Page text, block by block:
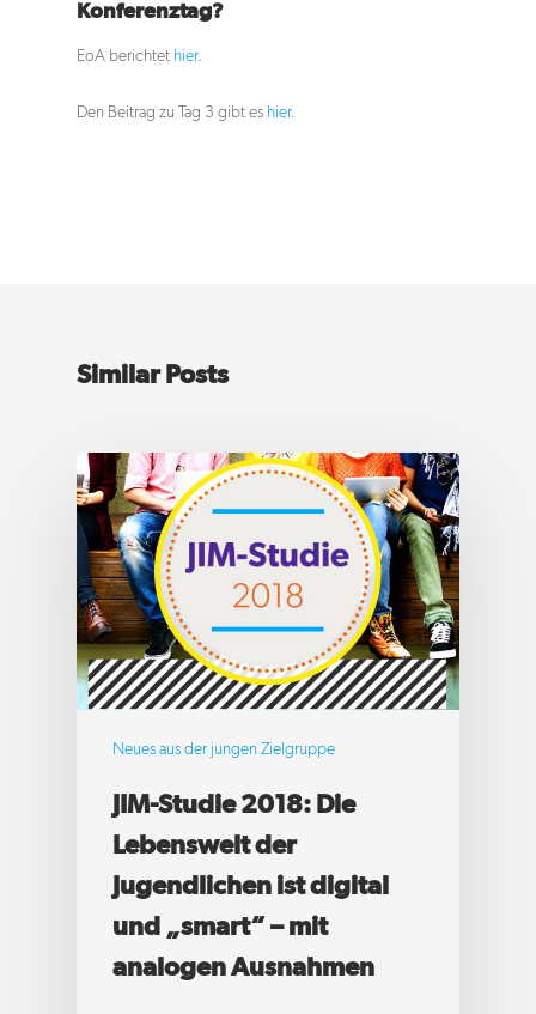
Konferenztag?
EoA berichtet hier.
Den Beitrag zu Tag 3 gibt es hier.
Similar Posts
Neues aus der jungen Zielgruppe
JIM-Studie 2018: Die
Lebenswelt der
Jugendlichen ist digital
und „smart“ – mit
analogen Ausnahmen